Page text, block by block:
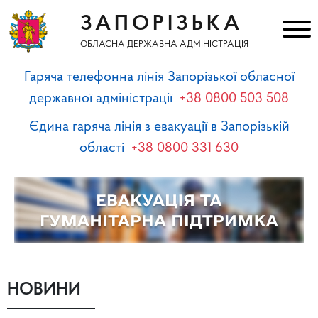
ЗАПОРІЗЬКА
ОБЛАСНА ДЕРЖАВНА АДМІНІСТРАЦІЯ
Гаряча телефонна лінія Запорізької обласної
державної адміністрації +38 0800 503 508
Єдина гаряча лінія з евакуації в Запорізькій
області +38 0800 331 630
НОВИНИ